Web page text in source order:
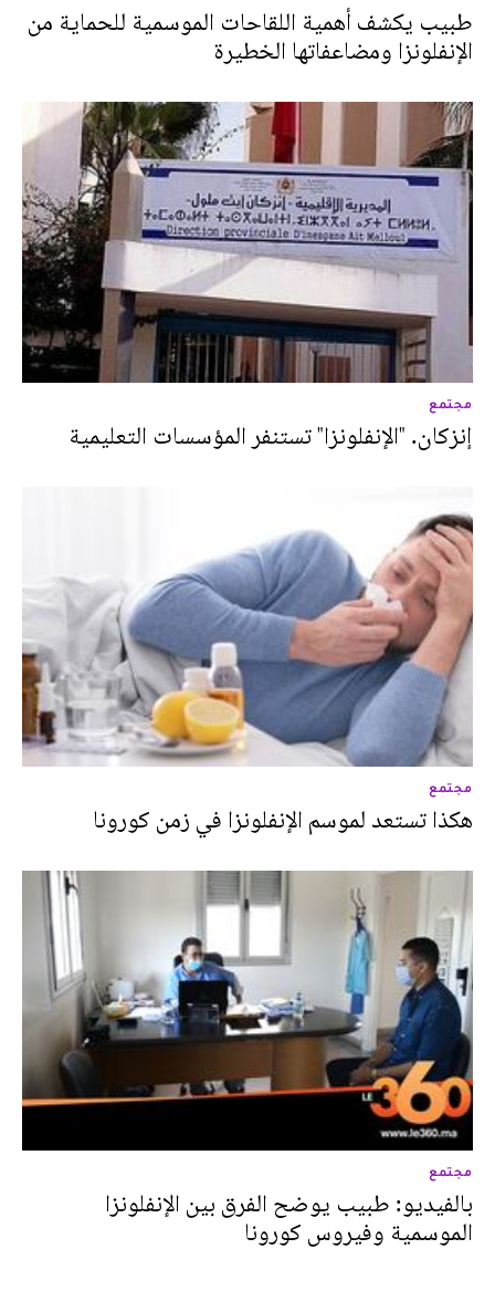
طبيب يكشف أهمية اللقاحات الموسمية للحماية من
الإنفلونزا ومضاعفاتها الخطيرة
مجتمع
إنزكان. "الإنفلونزا" تستنفر المؤسسات التعليمية
مجتمع
هكذا تستعد لموسم الإنفلونزا في زمن كورونا
مجتمع
بالفيديو: طبيب يوضح الفرق بين الإنفلونزا
الموسمية وفيروس كورونا